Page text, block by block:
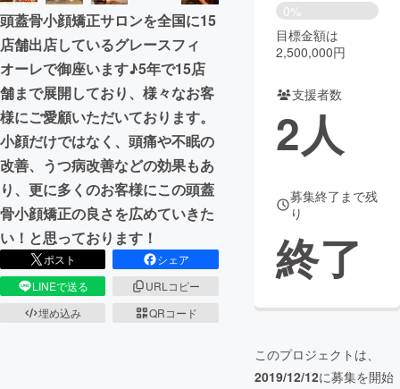
まちづくり・地域活性化
CAMPFIRE for Social Good
CAMPFIRE Creation
CAMPFIREふるさと納税machi-ya コミュニティ
頭蓋骨小顔矯正サロンを全国に15
店舗出店しているグレースフィ
オーレで御座います♪5年で15店
舗まで展開しており、様々なお客
様にご愛顧いただいております。
小顔だけではなく、頭痛や不眠の
改善、うつ病改善などの効果もあ
り、更に多くのお客様にこの頭蓋
骨小顔矯正の良さを広めていきた
い！と思っております！
ポスト
シェア
LINEで送る
URLコピー
埋め込み
QRコード
0%
目標金額は
2,500,000円
支援者数
2人
募集終了まで残
り
終了
このプロジェクトは、
2019/12/12に募集を開始